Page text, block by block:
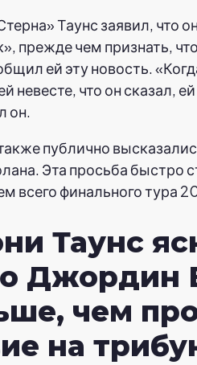
Таунс заявил, что
прежде чем признать,
ей эту новость.
невесте, что он сказал, ей
он.
публично
Эта просьба быстро
всего финального тура
Таунс
Джордин
чем
на